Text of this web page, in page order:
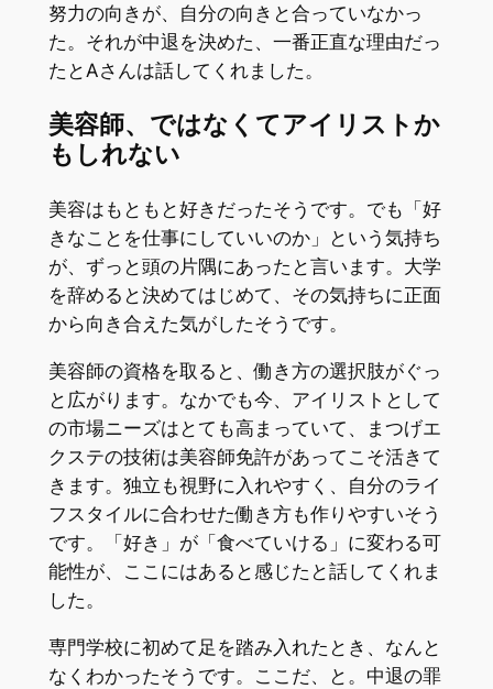
努力の向きが、自分の向きと合っていなかっ
た。それが中退を決めた、一番正直な理由だっ
たとAさんは話してくれました。
美容師、ではなくてアイリストか
もしれない
美容はもともと好きだったそうです。でも「好
きなことを仕事にしていいのか」という気持ち
が、ずっと頭の片隅にあったと言います。大学
を辞めると決めてはじめて、その気持ちに正面
から向き合えた気がしたそうです。
美容師の資格を取ると、働き方の選択肢がぐっ
と広がります。なかでも今、アイリストとして
の市場ニーズはとても高まっていて、まつげエ
クステの技術は美容師免許があってこそ活きて
きます。独立も視野に入れやすく、自分のライ
フスタイルに合わせた働き方も作りやすいそう
です。「好き」が「食べていける」に変わる可
能性が、ここにはあると感じたと話してくれま
した。
専門学校に初めて足を踏み入れたとき、なんと
なくわかったそうです。ここだ、と。中退の罪